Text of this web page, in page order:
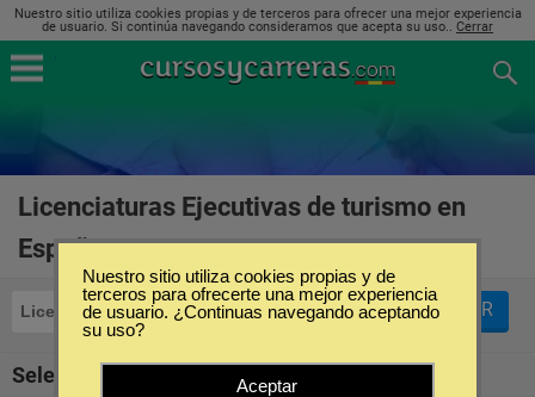
Nuestro sitio utiliza cookies propias y de terceros para ofrecer una mejor experiencia
de usuario. Si continúa navegando consideramos que acepta su uso.. Cerrar
Licenciaturas Ejecutivas de turismo en
España
Licenciaturas Ejecutivas Turismo FILTRAR
Seleccione la SubCategoría de "Turismo"
Nuestro sitio utiliza cookies propias y de
terceros para ofrecerte una mejor experiencia
de usuario. ¿Continuas navegando aceptando
su uso?
Aceptar